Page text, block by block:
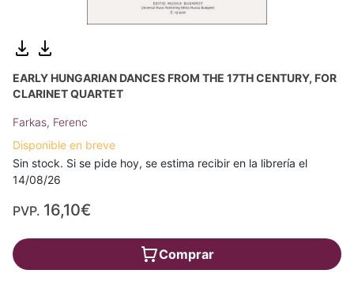
EARLY HUNGARIAN DANCES FROM THE 17TH CENTURY, FOR
CLARINET QUARTET
Farkas, Ferenc
Disponible en breve
Sin stock. Si se pide hoy, se estima recibir en la librería el
14/08/26
PVP. 16,10€
Comprar